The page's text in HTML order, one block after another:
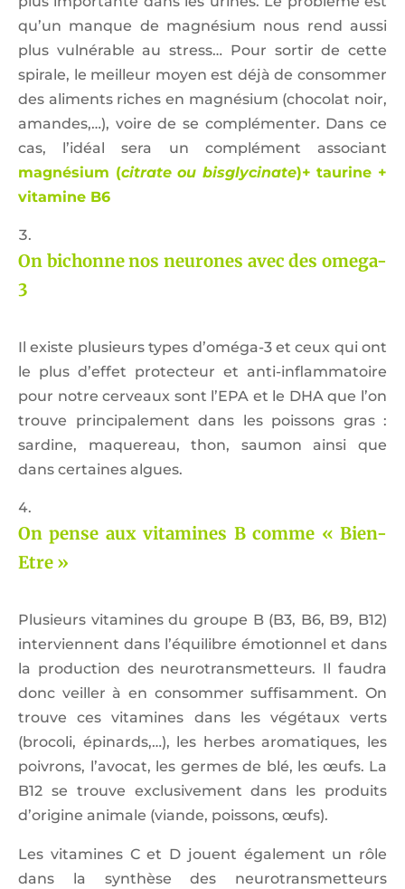
qu’un manque de magnésium nous rend aussi
plus vulnérable au stress… Pour sortir de cette
spirale, le meilleur moyen est déjà de consommer
des aliments riches en magnésium (chocolat noir,
amandes,…), voire de se complémenter. Dans ce
cas, l’idéal sera un complément associant
magnésium (citrate ou bisglycinate)+ taurine +
vitamine B6
On bichonne nos neurones avec des omega-
3
Il existe plusieurs types d’oméga-3 et ceux qui ont
le plus d’effet protecteur et anti-inflammatoire
pour notre cerveaux sont l’EPA et le DHA que l’on
trouve principalement dans les poissons gras :
sardine, maquereau, thon, saumon ainsi que
dans certaines algues.
On pense aux vitamines B comme « Bien-
Etre »
Plusieurs vitamines du groupe B (B3, B6, B9, B12)
interviennent dans l’équilibre émotionnel et dans
la production des neurotransmetteurs. Il faudra
donc veiller à en consommer suffisamment. On
trouve ces vitamines dans les végétaux verts
(brocoli, épinards,…), les herbes aromatiques, les
poivrons, l’avocat, les germes de blé, les œufs. La
B12 se trouve exclusivement dans les produits
d’origine animale (viande, poissons, œufs).
Les vitamines C et D jouent également un rôle
dans la synthèse des neurotransmetteurs